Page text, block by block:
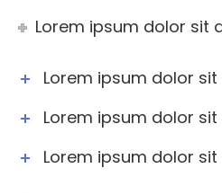
Lorem ipsum dolor sit
Lorem ipsum dolor
Lorem ipsum dolor
Lorem ipsum dolor